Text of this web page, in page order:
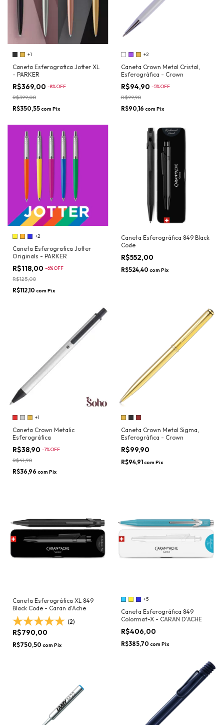
+1
Caneta Esferografica Jotter XL
- PARKER
R$369,00 -8%OFF
R$399,00
R$350,55com Pix
+2
Caneta Crown Metal Cristal,
Esferográfica - Crown
R$94,90 -5%OFF
R$99,90
R$90,16 com Pix
+2
Caneta Esferografica Jotter
Originals - PARKER
R$118,00 -6%OFF
R$125,00
R$112,10 com Pix
Caneta Esferográfica 849 Black
Code
R$552,00
R$524,40 com Pix
+1
Caneta Crown Metalic
Esferográfica
R$38,90 -7%OFF
R$41,90
R$36,96 com Pix
Caneta Crown Metal Sigma,
Esferográfica - Crown
R$99,90
R$94,91com Pix
Caneta Esferográfica XL 849
Black Code - Caran d'Ache
(2)
R$790,00
R$750,50 com Pix
+5
Caneta Esferográfica 849
Colormat-X - CARAN D'ACHE
R$406,00
R$385,70 com Pix